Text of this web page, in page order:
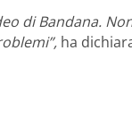
di Bandana.
ha